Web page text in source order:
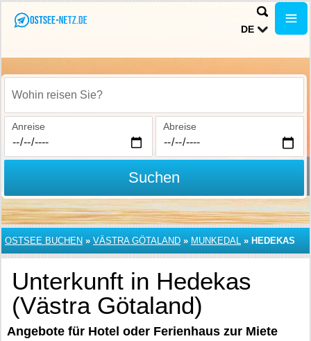
DE
Wohin reisen Sie?
Anreise Abreise
Suchen
OSTSEE BUCHEN » VÄSTRA GÖTALAND » MUNKEDAL » HEDEKAS
Unterkunft in Hedekas
(Västra Götaland)
Angebote für Hotel oder Ferienhaus zur Miete